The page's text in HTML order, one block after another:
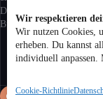
Wir respektieren
Wir nutzen Cookies,
erheben. Du kannst
individuell anpassen.
Cookie-Richtlinie
Dableiben. Ob aus Berlin,
Buenos Aires – bei uns